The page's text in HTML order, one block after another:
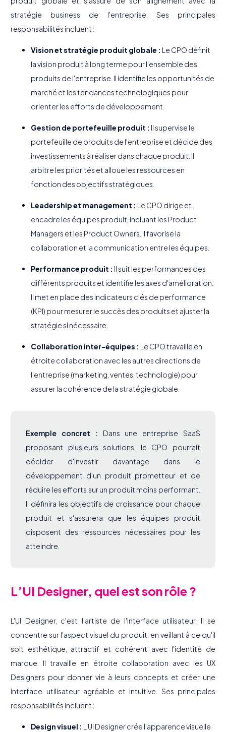
stratégie business de l'entreprise. Ses principales
responsabilités incluent :
Vision et stratégie produit globale : Le CPO définit
la vision produit à long terme pour l'ensemble des
produits de l'entreprise. Il identifie les opportunités de
marché et les tendances technologiques pour
orienter les efforts de développement.
Gestion de portefeuille produit : Il supervise le
portefeuille de produits de l'entreprise et décide des
investissements à réaliser dans chaque produit. Il
arbitre les priorités et alloue les ressources en
fonction des objectifs stratégiques.
Leadership et management : Le CPO dirige et
encadre les équipes produit, incluant les Product
Managers et les Product Owners. Il favorise la
collaboration et la communication entre les équipes.
Performance produit : Il suit les performances des
différents produits et identifie les axes d'amélioration.
Il met en place des indicateurs clés de performance
(KPI) pour mesurer le succès des produits et ajuster la
stratégie si nécessaire.
Collaboration inter-équipes : Le CPO travaille en
étroite collaboration avec les autres directions de
l'entreprise (marketing, ventes, technologie) pour
assurer la cohérence de la stratégie globale.
Exemple concret : Dans une entreprise SaaS
proposant plusieurs solutions, le CPO pourrait
décider d'investir davantage dans le
développement d'un produit prometteur et de
réduire les efforts sur un produit moins performant.
Il définira les objectifs de croissance pour chaque
produit et s'assurera que les équipes produit
disposent des ressources nécessaires pour les
atteindre.
L’UI Designer, quel est son rôle ?
L'UI Designer, c'est l'artiste de l'interface utilisateur. Il se
concentre sur l'aspect visuel du produit, en veillant à ce qu'il
soit esthétique, attractif et cohérent avec l'identité de
marque. Il travaille en étroite collaboration avec les UX
Designers pour donner vie à leurs concepts et créer une
interface utilisateur agréable et intuitive. Ses principales
responsabilités incluent :
Design visuel : L'UI Designer crée l'apparence visuelle